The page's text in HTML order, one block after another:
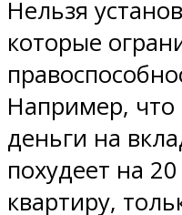
Нельзя
которые
Например, что
деньги на
похудеет на
квартиру,